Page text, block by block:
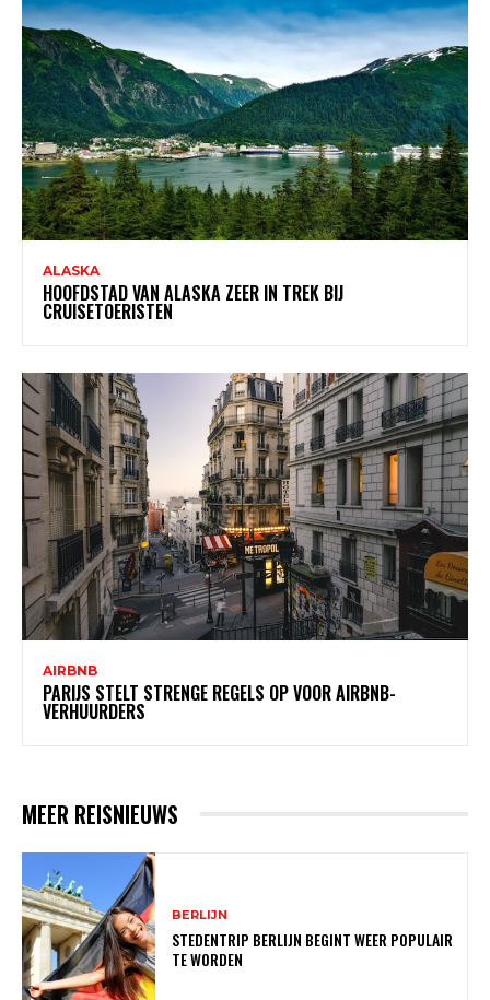
ALASKA
HOOFDSTAD VAN ALASKA ZEER IN TREK BIJ
CRUISETOERISTEN
AIRBNB
PARIJS STELT STRENGE REGELS OP VOOR AIRBNB-
VERHUURDERS
MEER REISNIEUWS
BERLIJN
STEDENTRIP BERLIJN BEGINT WEER POPULAIR
TE WORDEN